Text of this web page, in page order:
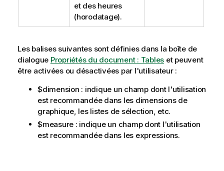
et des heures
(horodatage).
Les balises suivantes sont définies dans la boîte de
dialogue Propriétés du document : Tables et peuvent
être activées ou désactivées par l'utilisateur :
$dimension : indique un champ dont l'utilisation
est recommandée dans les dimensions de
graphique, les listes de sélection, etc.
$measure : indique un champ dont l'utilisation
est recommandée dans les expressions.